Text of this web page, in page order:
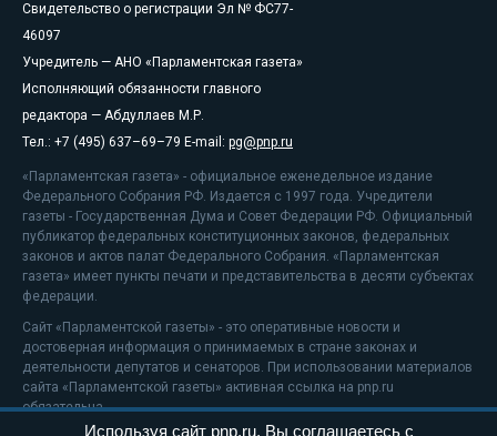
Свидетельство о регистрации Эл № ФС77-
46097
Учредитель — АНО «Парламентская газета»
Исполняющий обязанности главного
редактора — Абдуллаев М.Р.
Тел.: +7 (495) 637–69–79 E-mail: pg@pnp.ru
«Парламентская газета» - официальное еженедельное издание
Федерального Собрания РФ. Издается с 1997 года. Учредители
газеты - Государственная Дума и Совет Федерации РФ. Официальный
публикатор федеральных конституционных законов, федеральных
законов и актов палат Федерального Собрания. «Парламентская
газета» имеет пункты печати и представительства в десяти субъектах
федерации.
Сайт «Парламентской газеты» - это оперативные новости и
достоверная информация о принимаемых в стране законах и
деятельности депутатов и сенаторов. При использовании материалов
сайта «Парламентской газеты» активная ссылка на pnp.ru
обязательна.
Используя сайт pnp.ru, Вы соглашаетесь с